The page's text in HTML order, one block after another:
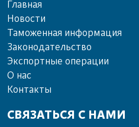
Главная
Новости
Таможенная информация
Законодательство
Экспортные операции
О нас
Контакты
СВЯЗАТЬСЯ С НАМИ